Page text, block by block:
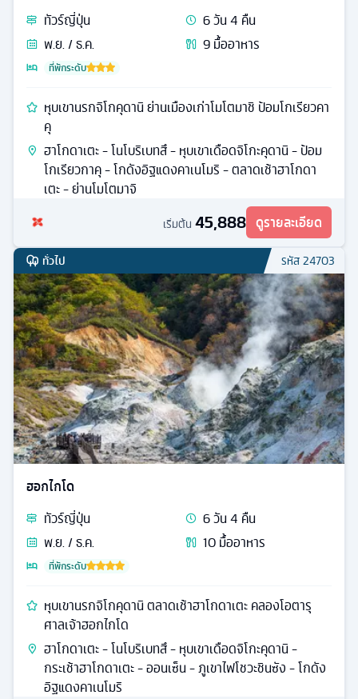
ทัวร์ญี่ปุ่น 6วัน4 คืน
พ.ย. / ธ.ค.
9มื้ออาหาร
ที่พักระดับ
หุบเขานรกจิโกคุดานิ ย่านเมืองเก่าโมโตมาชิ ป้อมโกเรียวคา
คุ
ฮาโกดาเตะ - โนโบริเบทสึ - หุบเขาเดือดจิโกะคุดานิ - ป้อม
โกเรียวกาคุ - โกดังอิฐแดงคาเนโมริ - ตลาดเช้าฮาโกดา
เตะ - ย่านโมโตมาจิ
เริ่มต้น 45,888 ดูรายละเอียด
ทั่วไป รหัส24703
ฮอกไกโด
ทัวร์ญี่ปุ่น 6วัน4 คืน
พ.ย. / ธ.ค.
10มื้ออาหาร
ที่พักระดับ
หุบเขานรกจิโกคุดานิ ตลาดเช้าฮาโกดาเตะ คลองโอตารุ
ศาลเจ้าฮอกไกโด
ฮาโกดาเตะ - โนโบริเบทสึ - หุบเขาเดือดจิโกะคุดานิ -
กระเช้าฮาโกดาเตะ - ออนเซ็น - ภูเขาไฟโชวะชินซัง - โกดัง
อิฐแดงคาเนโมริ